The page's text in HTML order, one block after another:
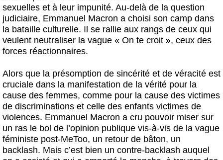
sexuelles et à leur impunité. Au-delà de la question
judiciaire, Emmanuel Macron a choisi son camp dans
la bataille culturelle. Il se rallie aux rangs de ceux qui
veulent neutraliser la vague « On te croit », ceux des
forces réactionnaires.
Alors que la présomption de sincérité et de véracité est
cruciale dans la manifestation de la vérité pour la
cause des femmes, comme pour la cause des victimes
de discriminations et celle des enfants victimes de
violences. Emmanuel Macron a cru pouvoir miser sur
un ras le bol de l’opinion publique vis-à-vis de la vague
féministe post-MeToo, un retour de bâton, un
backlash. Mais c’est bien un contre-backlash auquel